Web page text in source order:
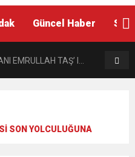
Güncel Haber
BALCI, ZGC’Yİ
EMRULLAH TAŞ’ I
SON YOLCULUĞUNA